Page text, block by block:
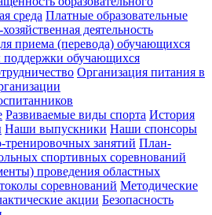
среда Платные образовательные
деятельность
приема (перевода) обучающихся
обучающихся
Организация питания в
Развиваемые виды спорта История
Наши выпускники Наши спонсоры
тренировочных занятий План-
спортивных соревнований
проведения областных
соревнований Методические
акции Безопасность